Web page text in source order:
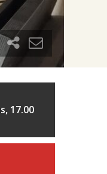
17.00